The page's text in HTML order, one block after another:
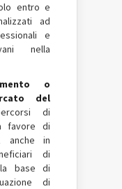
entro e
ad
e
nella
o
del
di
favore di
anche in
di
base di
di